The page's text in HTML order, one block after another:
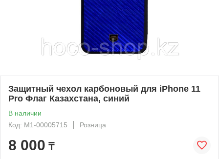
Защитный чехол карбоновый для iPhone 11
Pro Флаг Казахстана, синий
В наличии
Код: М1-00005715
Розница
8 000 ₸